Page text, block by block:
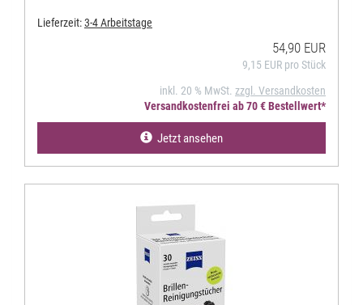
Lieferzeit:3-4 Arbeitstage
54,90 EUR
9,15 EUR pro Stück
inkl. 20 % MwSt. zzgl. Versandkosten
Versandkostenfrei ab 70 € Bestellwert*
Jetzt ansehen